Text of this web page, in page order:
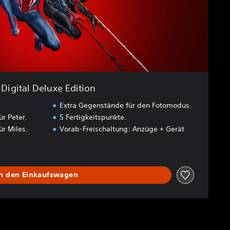
Digital Deluxe Edition
Peter.
Miles.
Extra Gegenstände für den Fotomodus.
5 Fertigkeitspunkte.
Vorab-Freischaltung: Anzüge + Gerät
den Einkaufswagen